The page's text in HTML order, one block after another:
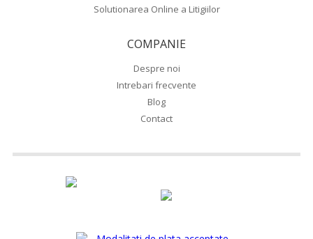
Solutionarea Online a Litigiilor
COMPANIE
Despre noi
Intrebari frecvente
Blog
Contact